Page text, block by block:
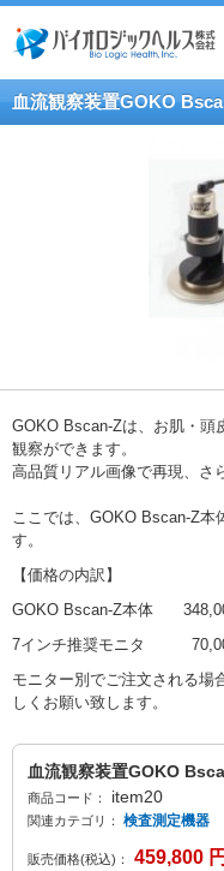
血流観察装置GOKO
GOKO Bscan-Zは、お肌・頭
観察ができます。
高品質リアル画像で再現、さ
ここでは、GOKO Bscan-Z本
す。
【価格の内訳】
GOKO Bscan-Z本体
7インチ推奨モニタ
モニター別でご注文される場
しくお願い致します。
血流観察装置GOKO
商品コード： item20
関連カテゴリ： 検査測定機器
販売価格(税込)： 459,800 円